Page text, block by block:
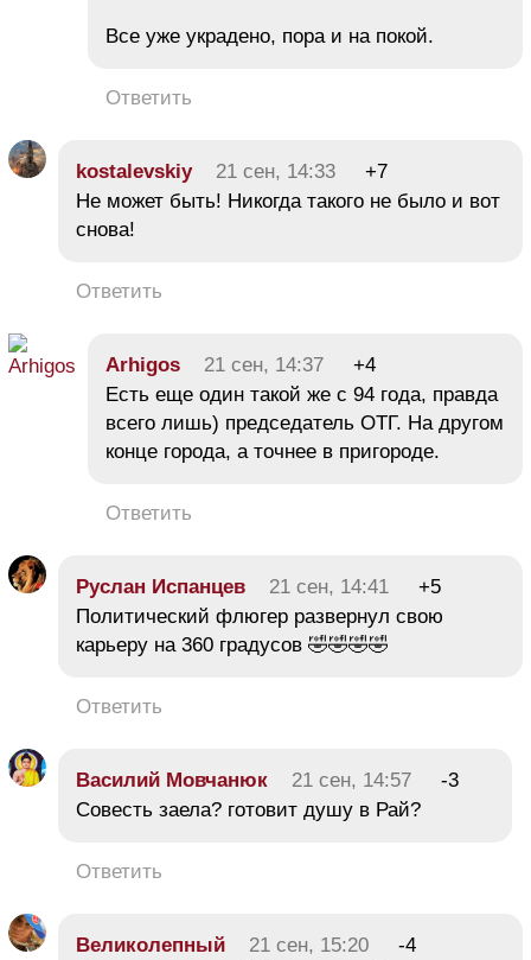
Все уже украдено, пора и на покой.
Ответить
kostalevskiy 21 сен, 14:33
+7
Не может быть! Никогда такого не было и вот
снова!
Ответить
Arhigos 21 сен, 14:37
+4
Есть еще один такой же с 94 года, правда
всего лишь) председатель ОТГ. На другом
конце города, а точнее в пригороде.
Ответить
Руслан Испанцев 21 сен, 14:41
+5
Политический флюгер развернул свою
карьеру на 360 градусов 🤣🤣🤣🤣
Ответить
Василий Мовчанюк 21 сен, 14:57
-3
Совесть заела? готовит душу в Рай?
Ответить
Великолепный 21 сен, 15:20
-4